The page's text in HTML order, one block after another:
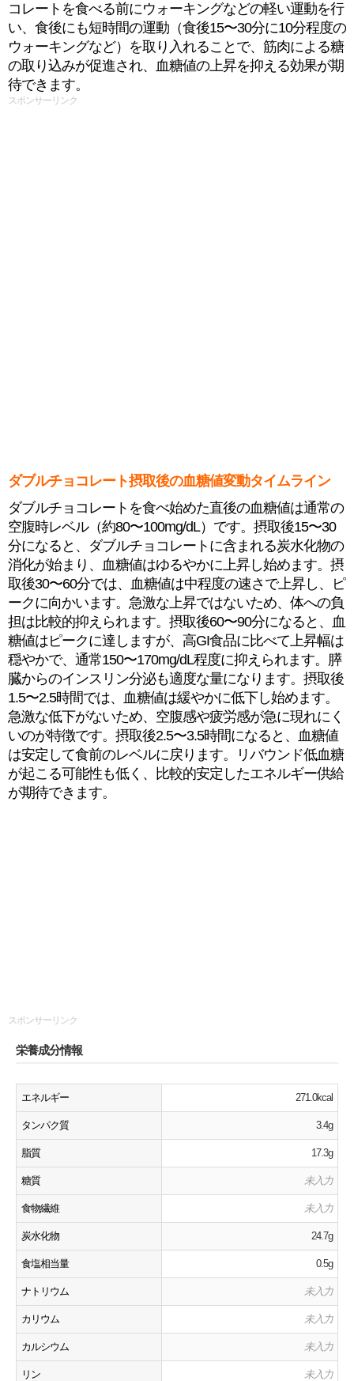
コレートを食べる前にウォーキングなどの軽い運動を行
い、食後にも短時間の運動（食後15〜30分に10分程度の
ウォーキングなど）を取り入れることで、筋肉による糖
の取り込みが促進され、血糖値の上昇を抑える効果が期
待できます。
スポンサーリンク
ダブルチョコレート摂取後の血糖値変動タイムライン
ダブルチョコレートを食べ始めた直後の血糖値は通常の
空腹時レベル（約80〜100mg/dL）です。摂取後15〜30
分になると、ダブルチョコレートに含まれる炭水化物の
消化が始まり、血糖値はゆるやかに上昇し始めます。摂
取後30〜60分では、血糖値は中程度の速さで上昇し、ピ
ークに向かいます。急激な上昇ではないため、体への負
担は比較的抑えられます。摂取後60〜90分になると、血
糖値はピークに達しますが、高GI食品に比べて上昇幅は
穏やかで、通常150〜170mg/dL程度に抑えられます。膵
臓からのインスリン分泌も適度な量になります。摂取後
1.5〜2.5時間では、血糖値は緩やかに低下し始めます。
急激な低下がないため、空腹感や疲労感が急に現れにく
いのが特徴です。摂取後2.5〜3.5時間になると、血糖値
は安定して食前のレベルに戻ります。リバウンド低血糖
が起こる可能性も低く、比較的安定したエネルギー供給
が期待できます。
スポンサーリンク
栄養成分情報
エネルギー 271.0kcal
タンパク質 3.4g
脂質 17.3g
糖質 未入力
食物繊維 未入力
炭水化物 24.7g
食塩相当量 0.5g
ナトリウム 未入力
カリウム 未入力
カルシウム 未入力
リン 未入力